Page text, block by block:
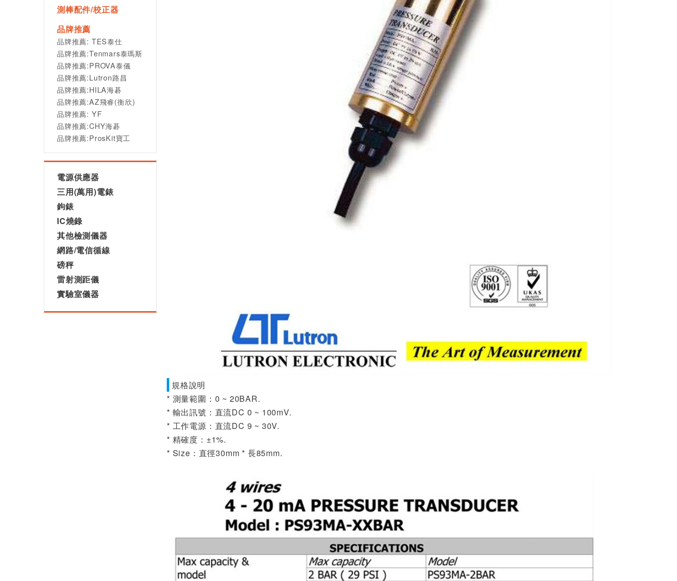
測棒配件/校正器
品牌推薦
品牌推薦: TES泰仕
品牌推薦:Tenmars泰瑪斯
品牌推薦:PROVA泰儀
品牌推薦:Lutron路昌
品牌推薦:HILA海碁
品牌推薦:AZ飛睿(衡欣)
品牌推薦: YF
品牌推薦:CHY海碁
品牌推薦:ProsKit寶工
電源供應器
三用(萬用)電錶
鉤錶
IC燒錄
其他檢測儀器
網路/電信循線
磅秤
雷射測距儀
實驗室儀器
規格說明
* 測量範圍：0 ~ 20BAR.
* 輸出訊號：直流DC 0 ~ 100mV.
* 工作電源：直流DC 9 ~ 30V.
* 精確度：±1%.
* Size：直徑30mm * 長85mm.